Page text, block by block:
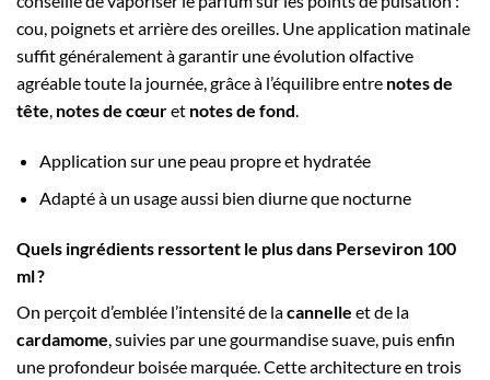
cou, poignets et arrière des oreilles. Une application matinale
suffit généralement à garantir une évolution olfactive
agréable toute la journée, grâce à l’équilibre entre notes de
tête, notes de cœuret notes de fond.
Application sur une peau propre et hydratée
Adapté à un usage aussi bien diurne que nocturne
Quels ingrédients ressortent le plus dans Perseviron 100
ml ?
On perçoit d’emblée l’intensité de lacannelle et de la
cardamome, suivies par une gourmandise suave, puis enfin
une profondeur boisée marquée. Cette architecture en trois